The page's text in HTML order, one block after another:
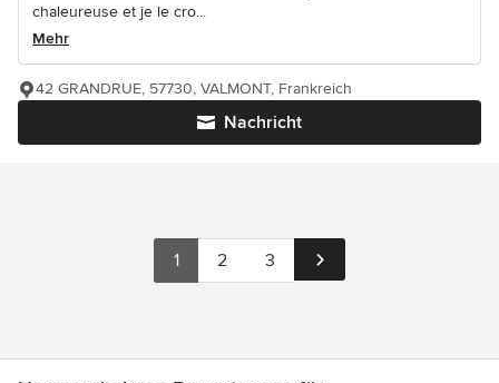
chaleureuse et je le cro...
Mehr
Nachricht
42 GRANDRUE, 57730, VALMONT, Frankreich
1 2 3